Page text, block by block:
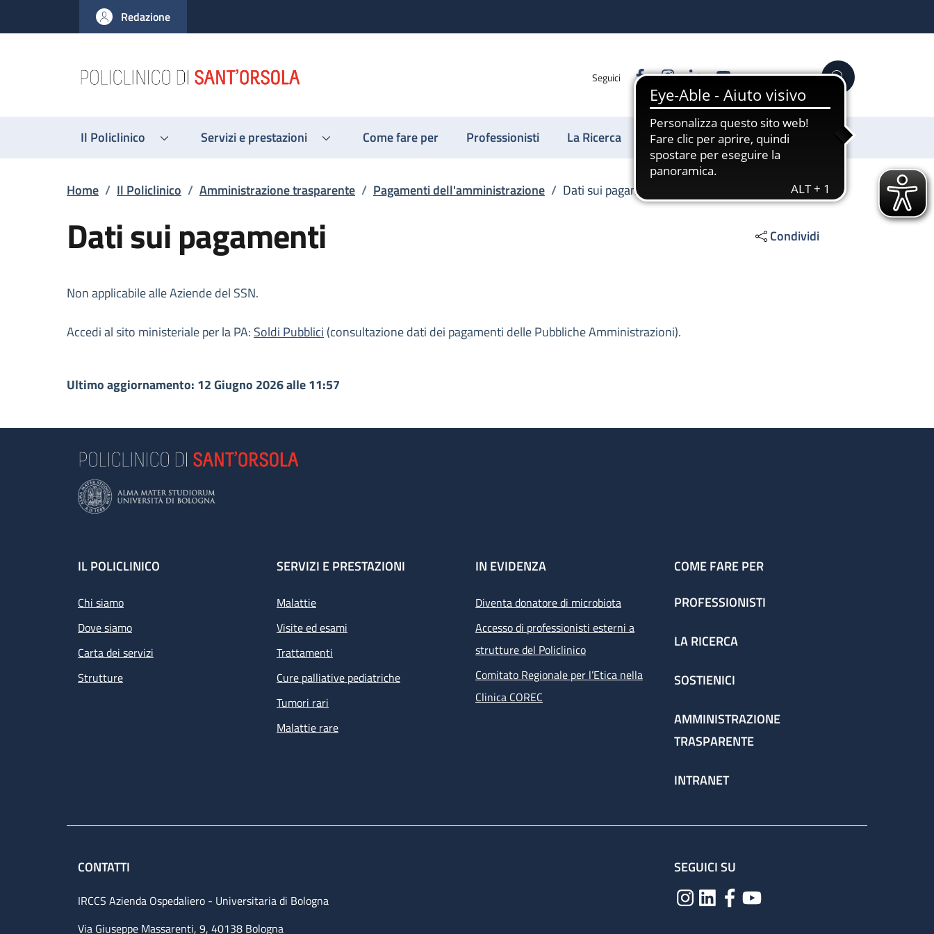
al contenuto principale
to footer content
Redazione
Seguici FacebookInstagram
LinkedinYouTube Cerca
Il Policlinico Servizi e prestazioni Come fare per Professionisti La Ricerca Sostienici
Briciole di pane
Home / Il Policlinico / Amministrazione trasparente / Pagamenti dell'amministrazione / Dati sui pagamenti
Dati sui pagamenti Condividi
Descrizione
Non applicabile alle Aziende del SSN.
Accedi al sito ministeriale per la PA: Soldi Pubblici (consultazione dati dei pagamenti delle Pubbliche Amministrazioni).
Ultimo aggiornamento: 12 Giugno 2026 alle 11:57
Footer
IL POLICLINICO
Chi siamo
Dove siamo
Carta dei servizi
Strutture
SERVIZI E PRESTAZIONI
Malattie
Visite ed esami
Trattamenti
Cure palliative pediatriche
Tumori rari
Malattie rare
IN EVIDENZA
Diventa donatore di microbiota
Accesso di professionisti esterni a
strutture del Policlinico
Comitato Regionale per l’Etica nella
Clinica COREC
COME FARE PER
PROFESSIONISTI
LA RICERCA
SOSTIENICI
AMMINISTRAZIONE
TRASPARENTE
INTRANET
CONTATTI
IRCCS Azienda Ospedaliero - Universitaria di Bologna
Via Giuseppe Massarenti, 9, 40138 Bologna
SEGUICI SU